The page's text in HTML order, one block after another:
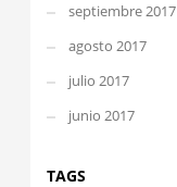
septiembre 2017
agosto 2017
julio 2017
junio 2017
TAGS